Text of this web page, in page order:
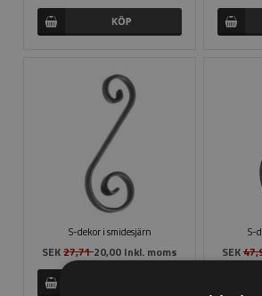
S-dekor i smidesjärn
SEK27,7120,00 Inkl. moms
S-
SEK